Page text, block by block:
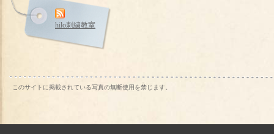
hilo刺繍教室
このサイトに掲載されている写真の無断使用を禁じます。